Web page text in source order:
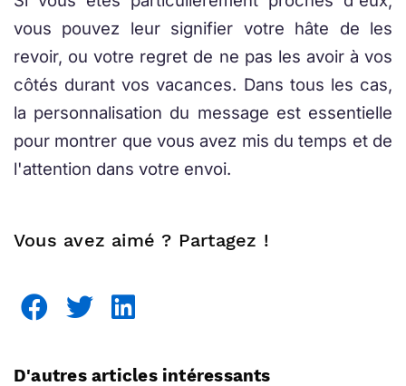
vous pouvez leur signifier votre hâte de les
revoir, ou votre regret de ne pas les avoir à vos
côtés durant vos vacances. Dans tous les cas,
la personnalisation du message est essentielle
pour montrer que vous avez mis du temps et de
l'attention dans votre envoi.
Vous avez aimé ? Partagez !
D'autres articles intéressants